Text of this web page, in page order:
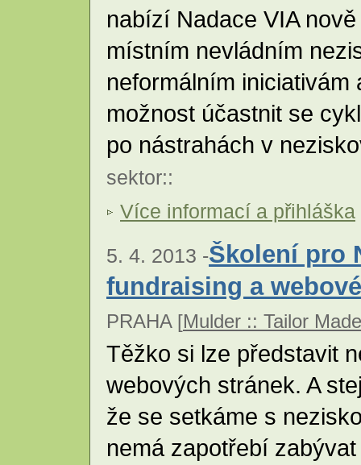
nabízí Nadace VIA
místním nevládním
neformálním
možnost účastnit se
po nástrahách v
sektor::
Více informací a přihláška
5. 4. 2013 -Školení pro
fundraising a
PRAHA [Mulder :: Tailor
Těžko si lze představit
webových stránek. A
že se setkáme s
nemá zapotřebí